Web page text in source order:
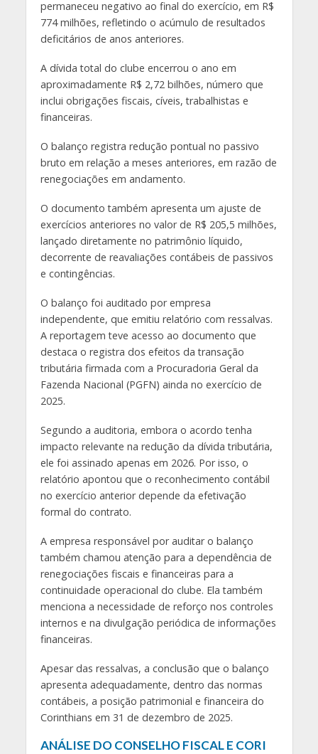
permaneceu negativo ao final do exercício, em R$
774 milhões, refletindo o acúmulo de resultados
deficitários de anos anteriores.
A dívida total do clube encerrou o ano em
aproximadamente R$ 2,72 bilhões, número que
inclui obrigações fiscais, cíveis, trabalhistas e
financeiras.
O balanço registra redução pontual no passivo
bruto em relação a meses anteriores, em razão de
renegociações em andamento.
O documento também apresenta um ajuste de
exercícios anteriores no valor de R$ 205,5 milhões,
lançado diretamente no patrimônio líquido,
decorrente de reavaliações contábeis de passivos
e contingências.
O balanço foi auditado por empresa
independente, que emitiu relatório com ressalvas.
A reportagem teve acesso ao documento que
destaca o registra dos efeitos da transação
tributária firmada com a Procuradoria Geral da
Fazenda Nacional (PGFN) ainda no exercício de
2025.
Segundo a auditoria, embora o acordo tenha
impacto relevante na redução da dívida tributária,
ele foi assinado apenas em 2026. Por isso, o
relatório apontou que o reconhecimento contábil
no exercício anterior depende da efetivação
formal do contrato.
A empresa responsável por auditar o balanço
também chamou atenção para a dependência de
renegociações fiscais e financeiras para a
continuidade operacional do clube. Ela também
menciona a necessidade de reforço nos controles
internos e na divulgação periódica de informações
financeiras.
Apesar das ressalvas, a conclusão que o balanço
apresenta adequadamente, dentro das normas
contábeis, a posição patrimonial e financeira do
Corinthians em 31 de dezembro de 2025.
ANÁLISE DO CONSELHO FISCAL E CORI